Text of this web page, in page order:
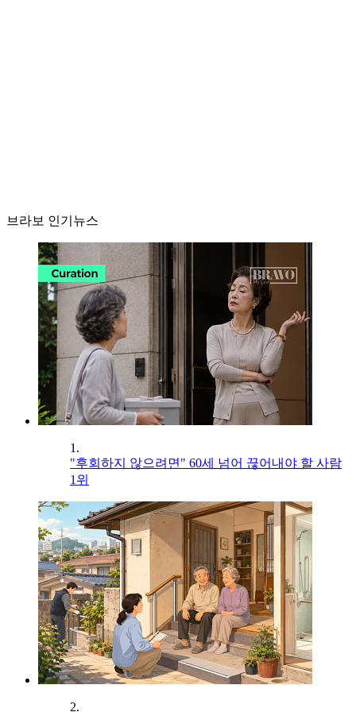
브라보 인기뉴스
1.
"후회하지 않으려면" 60세 넘어 끊어내야 할 사람
1위
2.